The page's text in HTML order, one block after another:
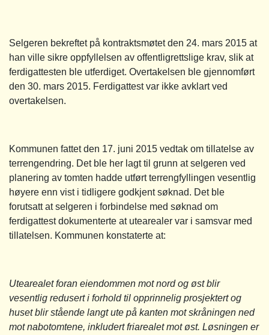
Selgeren bekreftet på kontraktsmøtet den 24. mars 2015 at
han ville sikre oppfyllelsen av offentligrettslige krav, slik at
ferdigattesten ble utferdiget. Overtakelsen ble gjennomført
den 30. mars 2015. Ferdigattest var ikke avklart ved
overtakelsen.
Kommunen fattet den 17. juni 2015 vedtak om tillatelse av
terrengendring. Det ble her lagt til grunn at selgeren ved
planering av tomten hadde utført terrengfyllingen vesentlig
høyere enn vist i tidligere godkjent søknad. Det ble
forutsatt at selgeren i forbindelse med søknad om
ferdigattest dokumenterte at utearealer var i samsvar med
tillatelsen. Kommunen konstaterte at:
Utearealet foran eiendommen mot nord og øst blir
vesentlig redusert i forhold til opprinnelig prosjektert og
huset blir stående langt ute på kanten mot skråningen ned
mot nabotomtene, inkludert friarealet mot øst. Løsningen er